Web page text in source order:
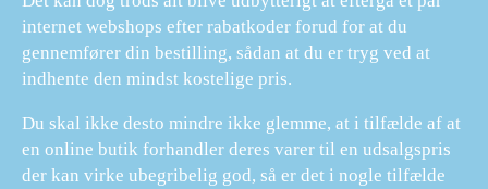
internet webshops efter rabatkoder forud for at du
gennemfører din bestilling, sådan at du er tryg ved at
indhente den mindst kostelige pris.
Du skal ikke desto mindre ikke glemme, at i tilfælde af at
en online butik forhandler deres varer til en udsalgspris
der kan virke ubegribelig god, så er det i nogle tilfælde